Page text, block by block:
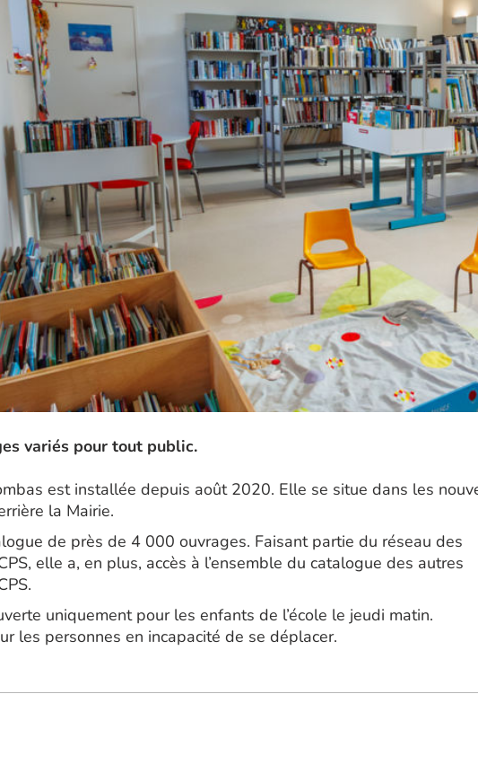
variés pour tout public.
est installée depuis août 2020. Elle se situe dans les
la Mairie.
de près de 4 000 ouvrages. Faisant partie du réseau des
elle a, en plus, accès à l’ensemble du catalogue des autres
uniquement pour les enfants de l’école le jeudi matin.
les personnes en incapacité de se déplacer.